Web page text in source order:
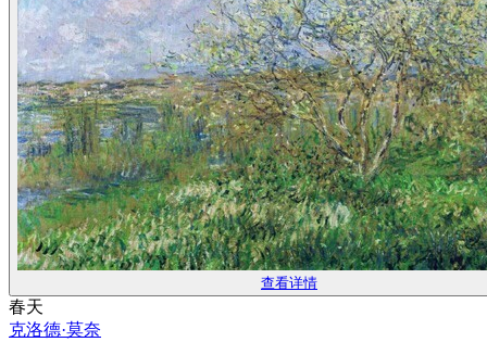
查看详情
春天
克洛德·莫奈